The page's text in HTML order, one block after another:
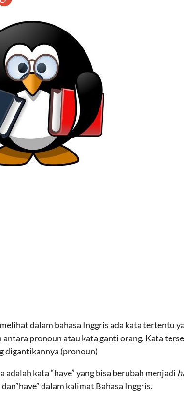
dalam bahasa Inggris ada kata tertentu
antara pronoun atau kata ganti orang. Kata
digantikannya (pronoun)
adalah kata “have” yang bisa berubah menjadi
dan”have” dalam kalimat Bahasa Inggris.